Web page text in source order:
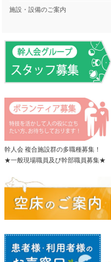
施設・設備のご案内
幹人会 複合施設群の多職種募集！
★一般現場職員及び幹部職員募集★